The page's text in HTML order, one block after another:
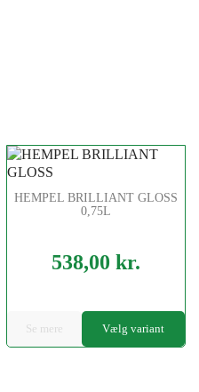
HEMPEL BRILLIANT GLOSS
0,75L
538,00 kr.
Se mere Vælg variant